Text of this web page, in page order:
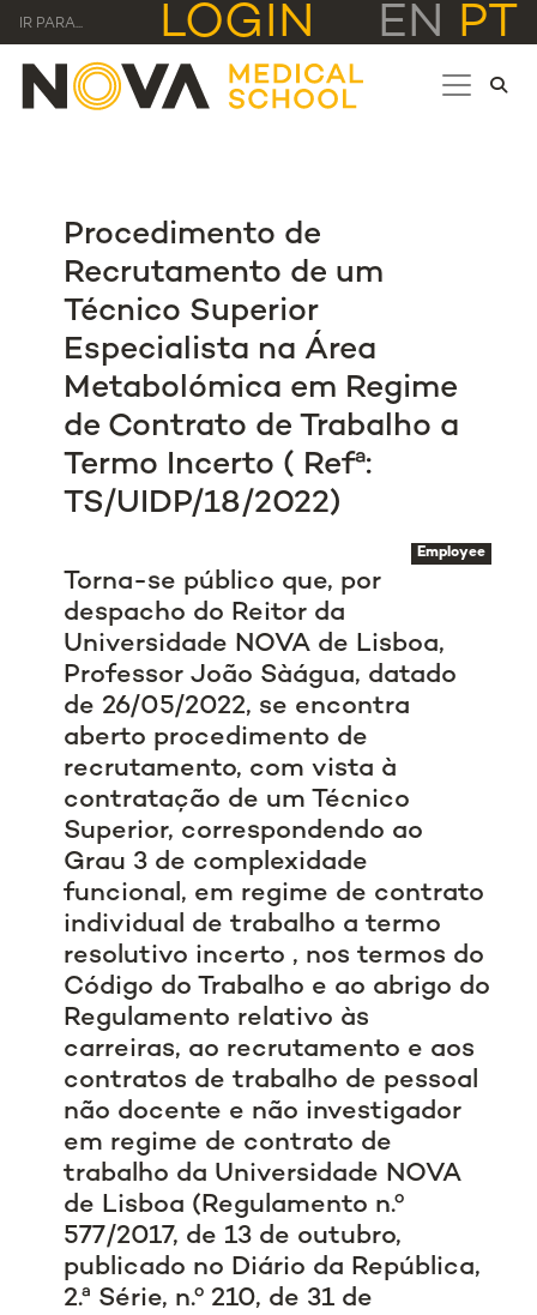
IR PARA... LOGIN EN PT
Procedimento de
Recrutamento de um
Técnico Superior
Especialista na Área
Metabolómica em Regime
de Contrato de Trabalho a
Termo Incerto ( Refª:
TS/UIDP/18/2022)
Employee
Torna-se público que, por
despacho do Reitor da
Universidade NOVA de Lisboa,
Professor João Sàágua, datado
de 26/05/2022, se encontra
aberto procedimento de
recrutamento, com vista à
contratação de um Técnico
Superior, correspondendo ao
Grau 3 de complexidade
funcional, em regime de contrato
individual de trabalho a termo
resolutivo incerto , nos termos do
Código do Trabalho e ao abrigo do
Regulamento relativo às
carreiras, ao recrutamento e aos
contratos de trabalho de pessoal
não docente e não investigador
em regime de contrato de
trabalho da Universidade NOVA
de Lisboa (Regulamento n.º
577/2017, de 13 de outubro,
publicado no Diário da República,
2.ª Série, n.º 210, de 31 de